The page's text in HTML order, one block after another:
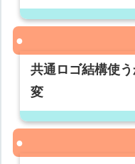
共通ロゴ結構使
変